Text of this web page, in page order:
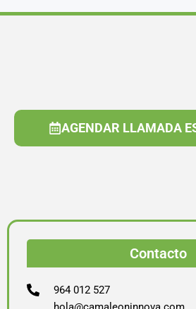
AGENDAR LLAMADA
Contacto
964 012 527